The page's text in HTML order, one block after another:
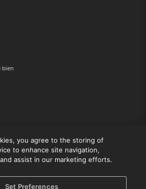
bien
you agree to the storing of
to enhance site navigation,
assist in our marketing efforts.
Set Preferences